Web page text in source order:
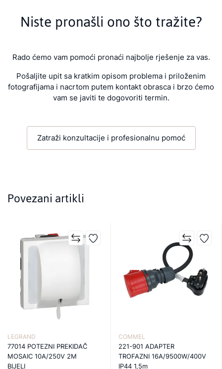
Niste pronašli ono što tražite?
Rado ćemo vam pomoći pronaći najbolje rješenje za vas.
Pošaljite upit sa kratkim opisom problema i priloženim
fotografijama i nacrtom putem kontakt obrasca i brzo ćemo
vam se javiti te dogovoriti termin.
Zatraži konzultacije i profesionalnu pomoć
Povezani artikli
LEGRAND
77014 POTEZNI PREKIDAČ
MOSAIC 10A/250V 2M
BIJELI
COMMEL
221-901 ADAPTER
TROFAZNI 16A/9500W/400V
IP44 1,5m